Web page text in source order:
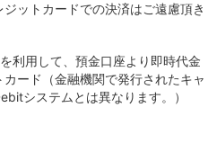
ットカードでの決済はご遠慮頂き
利用して、預金口座より即時代金
ード（金融機関で発行されたキャ
システムとは異なります。）